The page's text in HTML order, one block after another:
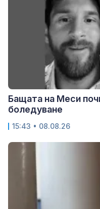
Бащата на Меси
боледуване
15:43 • 08.08.26